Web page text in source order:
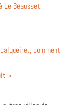
Beausset,
comment
»